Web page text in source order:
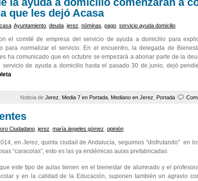
que les dejó Acasa
Ayuntamiento deuda jerez nóminas pago servicio ayuda domicilio
el comité de empresa del servicio de ayuda a domicilio para
para normalizar el servicio. En el encuentro, la delegada de
ha comunicado que en octubre se empezará a abonar parte de la
servicio de ayuda a domicilio hasta el pasado 30 de junio, dejó
Noticia de Jerez Media 7 en Portada Mediano en Jerez Portada
Ciudadano jerez maría ángeles gómez opinión
en Jerez, quinta ciudad de Andalucía, seguimos “disfrutando” en
“caracolas”, esto es las ya endémicas aulas prefabricadas.
este tipo de aulas tienen en el bienestar de alumnado y el
y en la calidad de la Educación, suponen también un agravio